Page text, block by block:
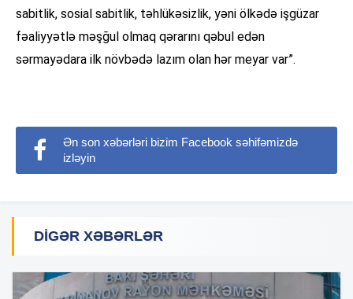
sabitlik, sosial sabitlik, təhlükəsizlik, yəni ölkədə işgüzar
fəaliyyətlə məşğul olmaq qərarını qəbul edən
sərmayədara ilk növbədə lazım olan hər meyar var”.
Ən son xəbərləri bizim Facebook səhifəmizdə
izləyin
DIGƏR XƏBƏRLƏR